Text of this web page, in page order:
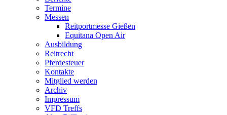
Termine
Messen
Reitportmesse Gießen
Equitana Open Air
Ausbildung
Reitrecht
Pferdesteuer
Kontakte
Mitglied werden
Archiv
Impressum
VFD Treffs